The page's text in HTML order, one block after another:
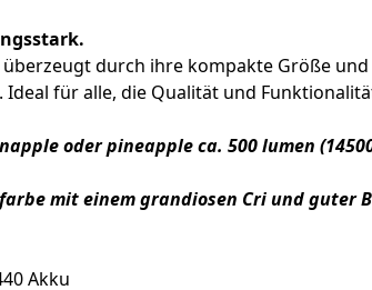
durch ihre kompakte Größe
für alle, die Qualität und
oder pineapple ca. 500 lumen
mit einem grandiosen Cri und
Akku